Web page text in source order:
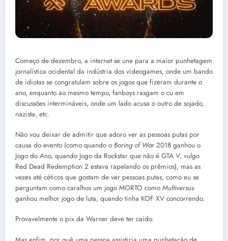
Começo de dezembro, a internet se une para a maior punhetagem
jornalística ocidental da indústria dos videogames, onde um bando
de idiotas se congratulam sobre os jogos que fizeram durante o
ano, enquanto ao mesmo tempo, fanboys rasgam o cu em
discussões intermináveis, onde um lado acusa o outro de sojado,
nazista, etc.
Não vou deixar de admitir que adoro ver as pessoas putas por
causa do evento (como quando o Boring of War 2018 ganhou o
Jogo do Ano, quando Jogo da Rockstar que não é GTA V, vulgo
Red Dead Redemption 2 estava rapelando os prêmios), mas as
vezes até céticos que gostam de ver pessoas putas, como eu se
perguntam como caralhos um jogo MORTO como Multiversus
ganhou melhor jogo de luta, quando tinha KOF XV concorrendo.
Provavelmente o pix da Warner deve ter caído.